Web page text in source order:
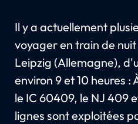
Il y a actuellement
voyager en train de nuit
Leipzig (Allemagne),
environ 9 et 10 heures :
le IC 60409, le NJ 409
lignes sont exploitées